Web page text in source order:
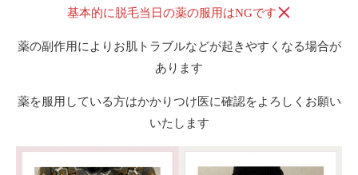
基本的に脱毛当日の薬の服用はNGです
薬の副作用によりお肌トラブルなどが起きやすくなる場合が
あります
薬を服用している方はかかりつけ医に確認をよろしくお願い
いたします